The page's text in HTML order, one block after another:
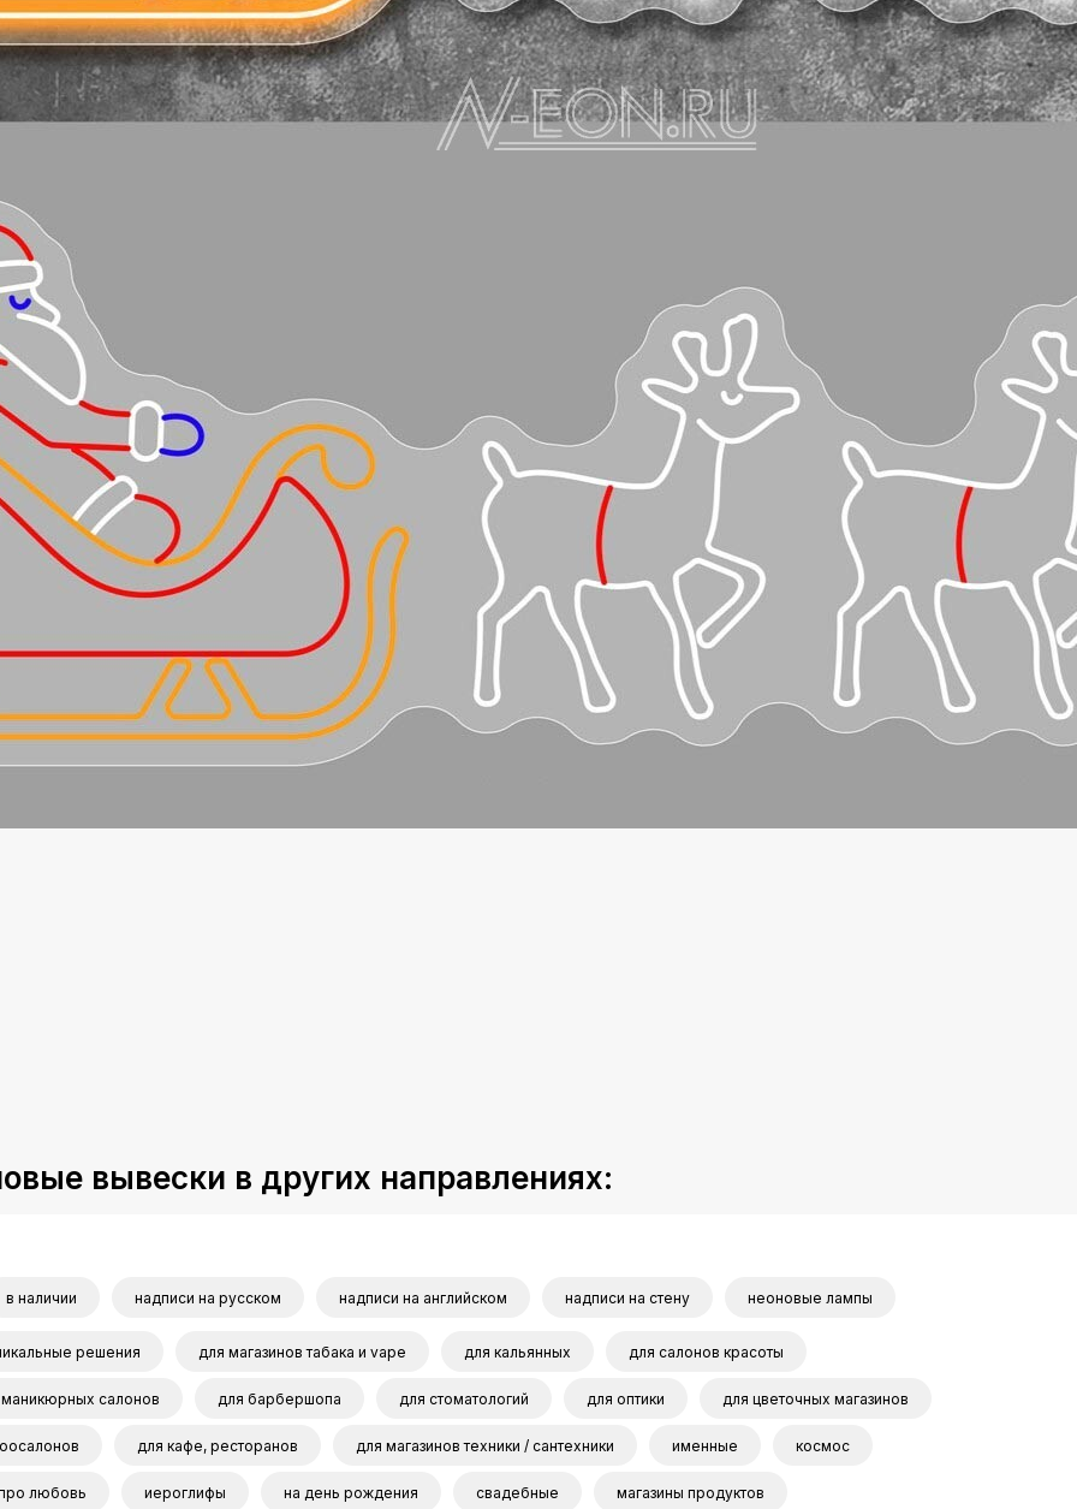
вывески в других направлениях:
в наличии надписи на русском надписи на английском надписи на стену неоновые лампы
решения для магазинов табака и vape для кальянных для салонов красоты
салонов для барбершопа для стоматологий для оптики для цветочных магазинов
для кафе, ресторанов для магазинов техники / сантехники именные космос
любовь иероглифы на день рождения свадебные магазины продуктов